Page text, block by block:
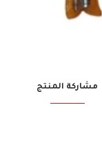
مشاركة المنتج